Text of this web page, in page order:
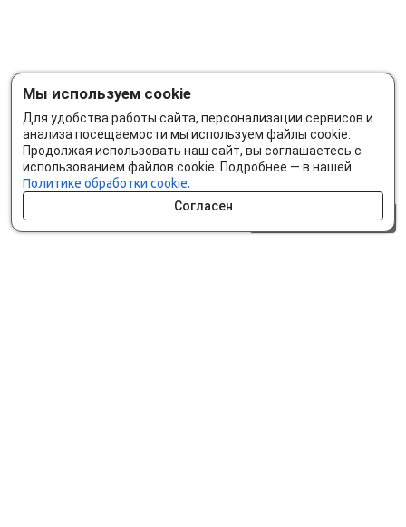
Мы используем cookie
Для удобства работы сайта, персонализации сервисов и
анализа посещаемости мы используем файлы cookie.
Продолжая использовать наш сайт, вы соглашаетесь с
использованием файлов cookie. Подробнее — в нашей
Политике обработки cookie.
Согласен